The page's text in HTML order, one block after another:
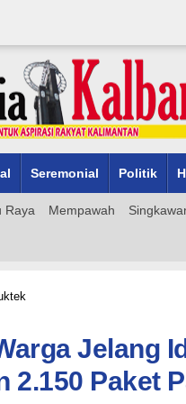
Seremonial Politik
Raya Mempawah
Iduladha,
Diskumindag
Sambas
Siapkan
Jelang
2.150 Paket